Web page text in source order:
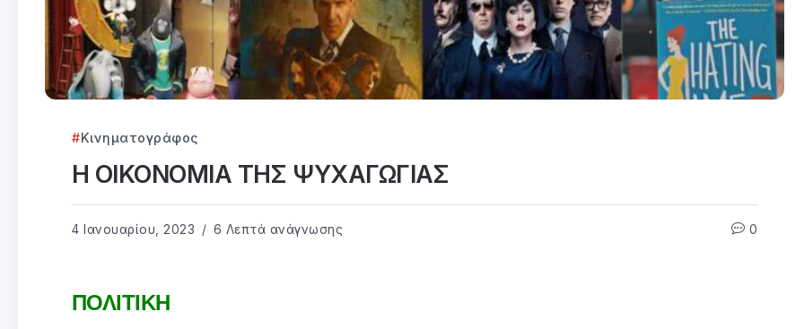
Κινηματογράφος
Η ΟΙΚΟΝΟΜΙΑ ΤΗΣ ΨΥΧΑΓΩΓΙΑΣ
4 Ιανουαρίου, 2023 6 Λεπτά ανάγνωσης 0
ΠΟΛΙΤΙΚΗ